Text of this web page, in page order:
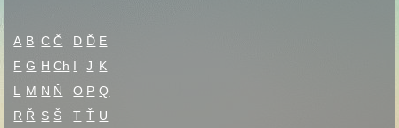
A B C Č D Ď E
F G H Ch I J K
L
M N Ň O P Q
R Ř S Š T Ť U